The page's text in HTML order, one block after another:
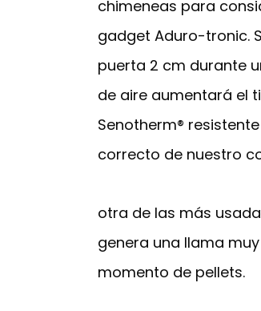
chimeneas para
gadget Aduro-tronic.
puerta 2 cm durante
de aire aumentará el
Senotherm®
correcto de nuestro
otra de las más
genera una llama
momento de pellets.